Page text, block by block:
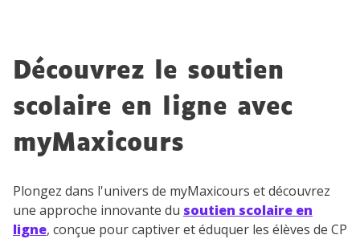
Découvrez le soutien
scolaire en ligne avec
myMaxicours
Plongez dans l'univers de myMaxicours et découvrez
une approche innovante du soutien scolaire en
ligne, conçue pour captiver et éduquer les élèves de CP